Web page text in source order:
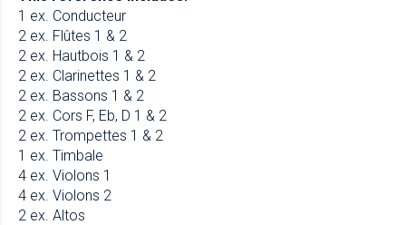
1 ex. Conducteur
2 ex. Flûtes 1 & 2
2 ex. Hautbois 1 & 2
2 ex. Clarinettes 1 & 2
2 ex. Bassons 1 & 2
2 ex. Cors F, Eb, D 1 & 2
2 ex. Trompettes 1 & 2
1 ex. Timbale
4 ex. Violons 1
4 ex. Violons 2
2 ex. Altos